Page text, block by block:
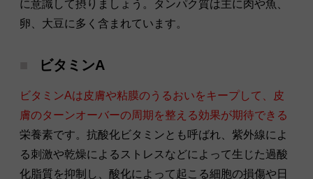
に意識して摂りましょう。タンパク質は主に肉や魚、
卵、大豆に多く含まれています。
ビタミンA
ビタミンAは皮膚や粘膜のうるおいをキープして、皮
膚のターンオーバーの周期を整える効果が期待できる
栄養素です。抗酸化ビタミンとも呼ばれ、紫外線によ
る刺激や乾燥によるストレスなどによって生じた過酸
化脂質を抑制し、酸化によって起こる細胞の損傷や日